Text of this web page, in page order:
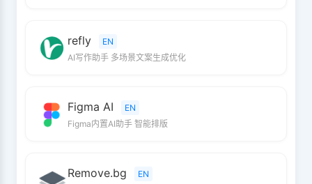
refly
EN
AI写作助手 多场景文案生成优化
Figma AI
EN
Figma内置AI助手 智能排版
Remove.bg
EN